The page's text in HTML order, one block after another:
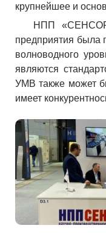
крупнейшее и
НПП
предприятия была
волноводного
являются
УМВ также может
имеет